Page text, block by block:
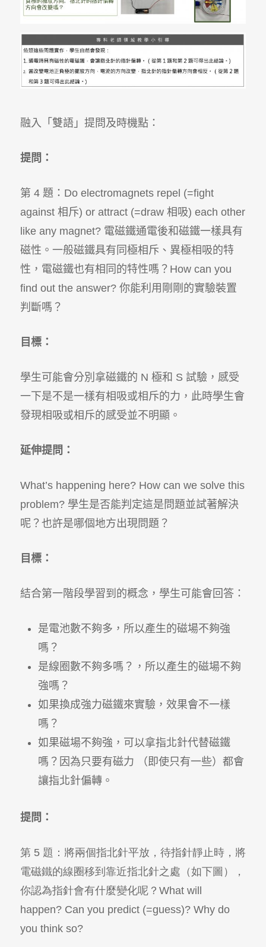
融入「雙語」提問及時機點：
提問：
第 4 題： Do electromagnets repel (=fight
against 相斥) or attract (=draw 相吸) each other
like any magnet? 電磁鐵通電後和磁鐵一樣具有
磁性。一般磁鐵具有同極相斥、異極相吸的特
性，電磁鐵也有相同的特性嗎？ How can you
find out the answer? 你能利用剛剛的實驗裝置
判斷嗎？
目標：
學生可能會分別拿磁鐵的 N 極和 S 試驗，感受
一下是不是一樣有相吸或相斥的力，此時學生會
發現相吸或相斥的感受並不明顯。
延伸提問：
What’s happening here? How can we solve this
problem? 學生是否能判定這是問題並試著解決
呢？也許是哪個地方出現問題？
目標：
結合第一階段學習到的概念，學生可能會回答：
是電池數不夠多，所以產生的磁場不夠強
嗎？
是線圈數不夠多嗎？，所以產生的磁場不夠
強嗎？
如果換成強力磁鐵來實驗，效果會不一樣
嗎？
如果磁場不夠強，可以拿指北針代替磁鐵
嗎？因為只要有磁力 （即使只有一些）都會
讓指北針偏轉。
提問：
第 5 題 ：將兩個指北針平放， 待指針靜止時， 將
電磁鐵的線圈移到 靠近指北針之處（如下圖），
你認為指針會有什麼變化呢？ What will
happen? Can you predict (=guess)? Why do
you think so?